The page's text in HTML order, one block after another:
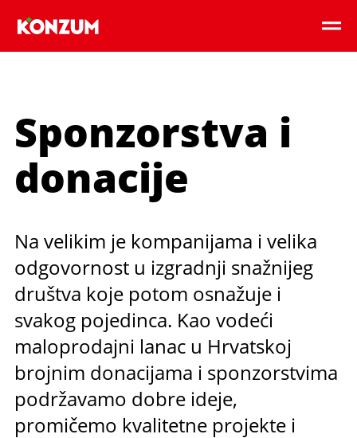
Sponzorstva i
donacije
Na velikim je kompanijama i velika
odgovornost u izgradnji snažnijeg
društva koje potom osnažuje i
svakog pojedinca. Kao vodeći
maloprodajni lanac u Hrvatskoj
brojnim donacijama i sponzorstvima
podržavamo dobre ideje,
promičemo kvalitetne projekte i